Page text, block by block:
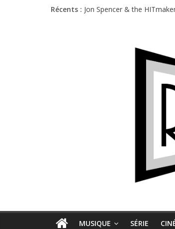
Récents : Jon Spencer & the
Charlie Puth à l’Olympia :
MUSIQUE SÉRIE